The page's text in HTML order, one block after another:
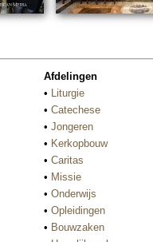
Afdelingen
• Liturgie
• Catechese
• Jongeren
• Kerkopbouw
• Caritas
• Missie
• Onderwijs
• Opleidingen
• Bouwzaken